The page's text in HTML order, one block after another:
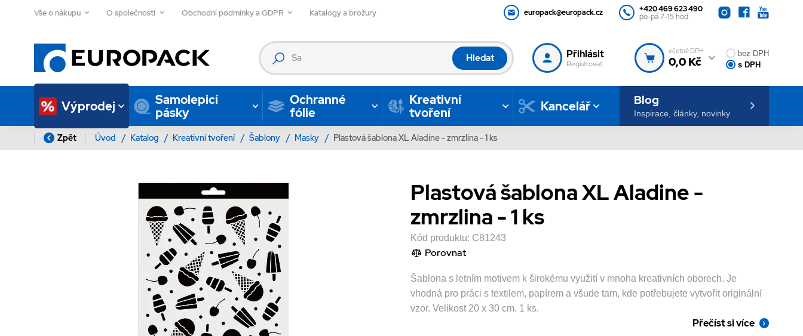
Vše o nákupu O společnosti Obchodní podmínky a GDPR Katalogy a brožury europack@europack.cz
+420 469 623 490
po-pá 7-15 hod
Hledat Přihlásit
Registrovat
včetně DPH
0,0 Kč
bez DPH
s DPH
Výprodej
Samolepicí
pásky
Ochranné
fólie
Kreativní
tvoření
Kancelář Blog
Inspirace, články, novinky
Zpět Úvod / Katalog / Kreativní tvoření / Šablony / Masky / Plastová šablona XL Aladine - zmrzlina - 1 ks
Plastová šablona XL Aladine -
zmrzlina - 1 ks
Kód produktu: C81243
Porovnat
Šablona s letním motivem k širokému využití v mnoha kreativních oborech. Je
vhodná pro práci s textilem, papírem a všude tam, kde potřebujete vytvořit originální
vzor. Velikost 20 x 30 cm. 1 ks.
Přečíst si více